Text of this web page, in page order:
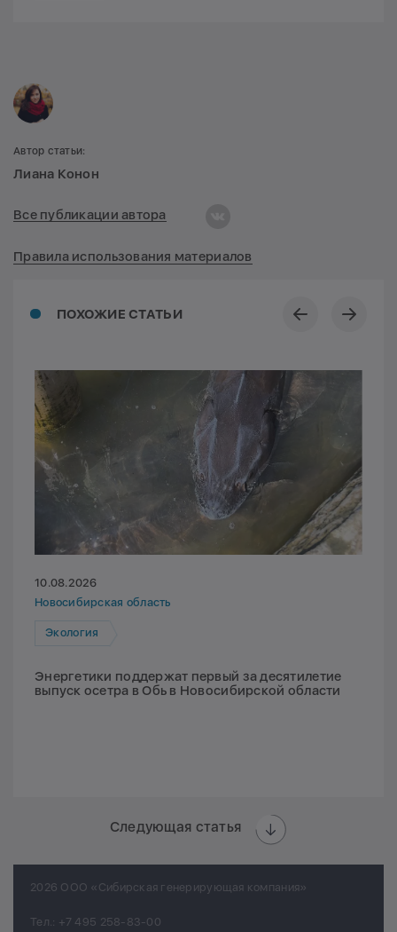
ПОХОЖИЕ СТАТЬИ
10.08.2026
Новосибирская область
Экология
Энергетики поддержат первый за десятилетие
выпуск осетра в Обь в Новосибирской области
Следующая статья
Автор статьи:
Лиана Конон
Все публикации автора
Правила использования материалов
2026 ООО «Сибирская генерирующая компания»
Тел.: +7 495 258-83-00